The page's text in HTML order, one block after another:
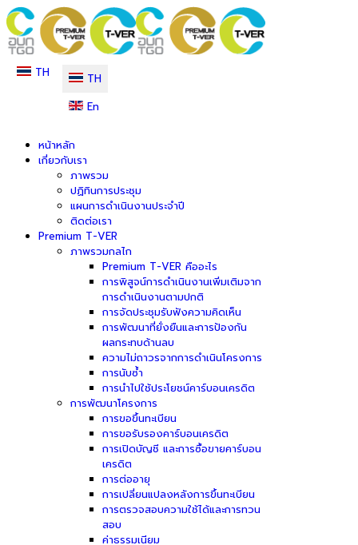
TH
TH
En
หน้าหลัก
เกี่ยวกับเรา
ภาพรวม
ปฏิทินการประชุม
แผนการดำเนินงานประจำปี
ติดต่อเรา
Premium T-VER
ภาพรวมกลไก
Premium T-VER คืออะไร
การพิสูจน์การดำเนินงานเพิ่มเติมจาก
การดำเนินงานตามปกติ
การจัดประชุมรับฟังความคิดเห็น
การพัฒนาที่ยั่งยืนและการป้องกัน
ผลกระทบด้านลบ
ความไม่ถาวรจากการดำเนินโครงการ
การนับซ้ำ
การนำไปใช้ประโยชน์คาร์บอนเครดิต
การพัฒนาโครงการ
การขอขึ้นทะเบียน
การขอรับรองคาร์บอนเครดิต
การเปิดบัญชี และการซื้อขายคาร์บอน
เครดิต
การต่ออายุ
การเปลี่ยนแปลงหลังการขึ้นทะเบียน
การตรวจสอบความใช้ได้และการทวน
สอบ
ค่าธรรมเนียม